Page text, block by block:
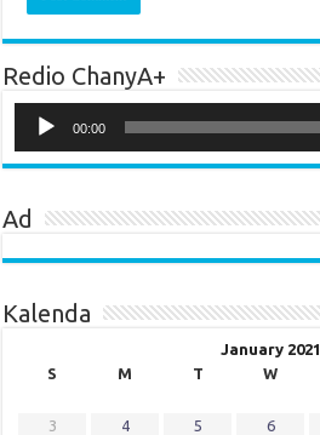
Redio ChanyA+
Player
00:00
Ad
Kalenda
January 2021
S
M T W
3
4 5 6